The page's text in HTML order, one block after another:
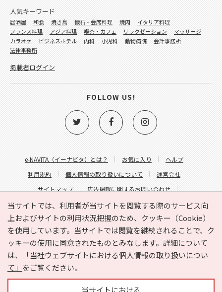
当サイトでは、利用者が当サイトを閲覧する際のサービス向
上およびサイトの利用状況把握のため、クッキー（Cookie）
を使用しています。当サイトでは閲覧を継続されることで、ク
ッキーの使用に同意されたものとみなします。詳細について
は、
「当社ウェブサイトにおける個人情報の取り扱いについ
て」 をご覧ください。
当サイトにおける
e-NAVITA（イーナビタ）とは？ お気に入り
ヘルプ
利用規約
個人情報の取り扱いについて
運営会社
サイトマップ
広告掲載に関するお問い合わせ
サイトの内容に関するお問い合わせ
人気キーワード
居酒屋 和食 焼き鳥 懐石・会席料理 焼肉
イタリア料理
フランス料理
アジア料理 喫茶・カフェ リラクゼーション
マッサージ
カラオケ
ビジネスホテル 内科 小児科 動物病院
会計事務所
法律事務所
掲載者ログイン
FOLLOW US!
Copyright © HYOJITO.Co.,Ltd. All Rights Reserved.